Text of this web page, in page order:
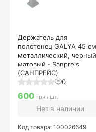
Держатель для
полотенец GALYA 45 см
металлический, черный
матовый - Sanpreis
(САНПРЕЙС)
0
600 грн / шт.
Нет в наличии
Код товара: 100026649